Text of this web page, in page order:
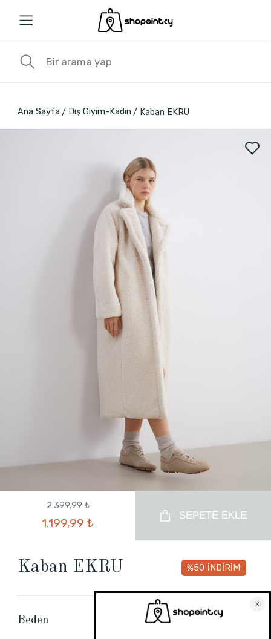
Ana Sayfa Dış Giyim-Kadın Kaban EKRU
2.399,99 ₺
1.199,99 ₺
SEPETE EKLE
Kaban EKRU %50 İNDİRİM
Beden Beden Tablosu